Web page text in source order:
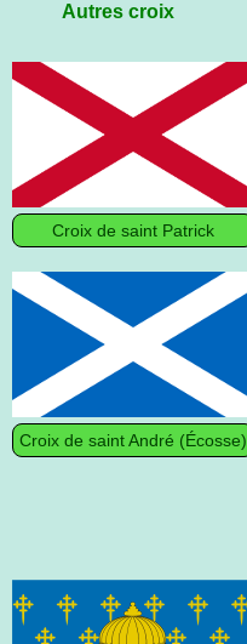
Autres croix
Croix de saint Patrick
Croix de saint André (Écosse)